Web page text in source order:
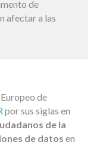
de
afectar a las
de
por sus siglas en
de la
de datos en